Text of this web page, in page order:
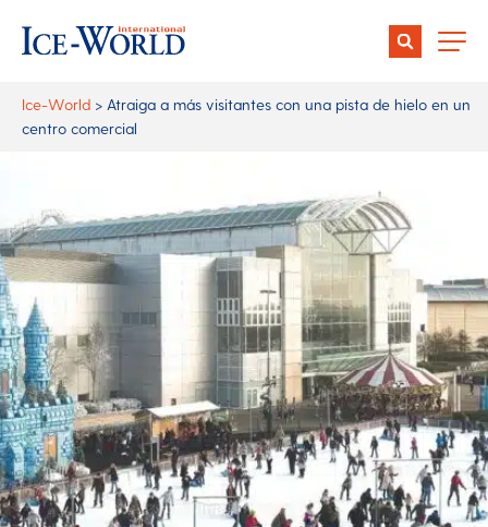
Ice-World > Atraiga a más visitantes con una pista de hielo en un
centro comercial
Cree una experiencia
invernal inolvidable con
una pista de patinaje Ice-
World en su centro
comercial